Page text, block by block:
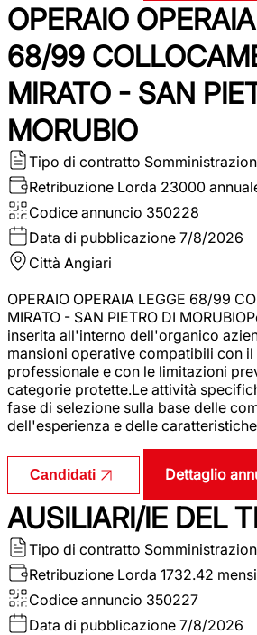
OPERAIO
68/99
MIRATO - SAN
MORUBIO
Tipo di contratto
Retribuzione Lorda 23000
Codice annuncio 350228
Data di pubblicazione 7/8/2026
Città Angiari
OPERAIO OPERAIA LEGGE 68/99
MIRATO - SAN PIETRO DI
inserita all'interno dell'organico
mansioni operative compatibili con
professionale e con le limitazioni
categorie protette.Le attività
fase di selezione sulla base delle
dell'esperienza e delle
Candidati Dettaglio
AUSILIARI/IE DEL
Tipo di contratto
Retribuzione Lorda 1732.42
Codice annuncio 350227
Data di pubblicazione 7/8/2026